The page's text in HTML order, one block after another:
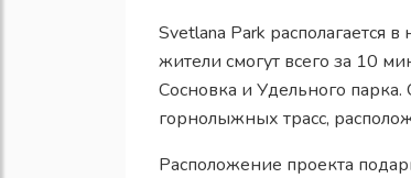
Svetlana Park располагается
жители смогут всего за 10
Сосновка и Удельного
горнолыжных трасс,
Расположение проекта